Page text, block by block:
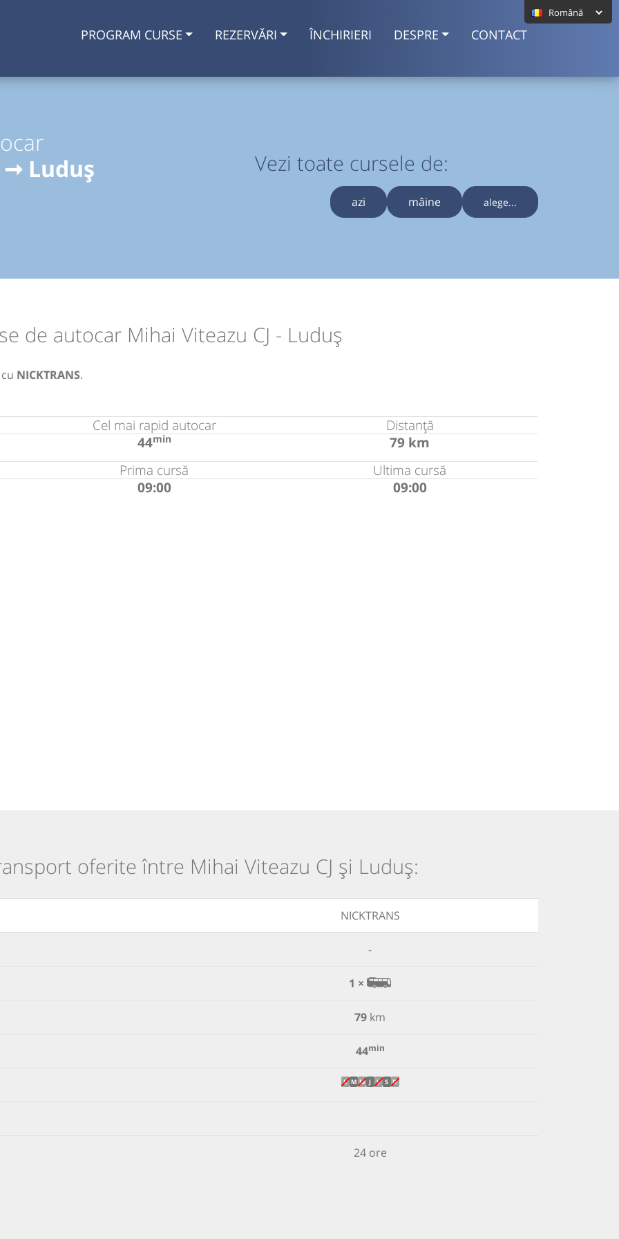
PROGRAM CURSE REZERVĂRI ÎNCHIRIERI DESPRE CONTACT
➞ Luduș
Vezi toate cursele de:
azi mâine alege...
de autocar Mihai Viteazu CJ - Luduș
cu NICKTRANS.
Cel mai rapid autocar
44min
Distanță
79 km
Prima cursă
09:00
Ultima cursă
09:00
oferite între Mihai Viteazu CJ și Luduș:
NICKTRANS
-
1 ×
79 km
44min
L M M J V S D
24 ore